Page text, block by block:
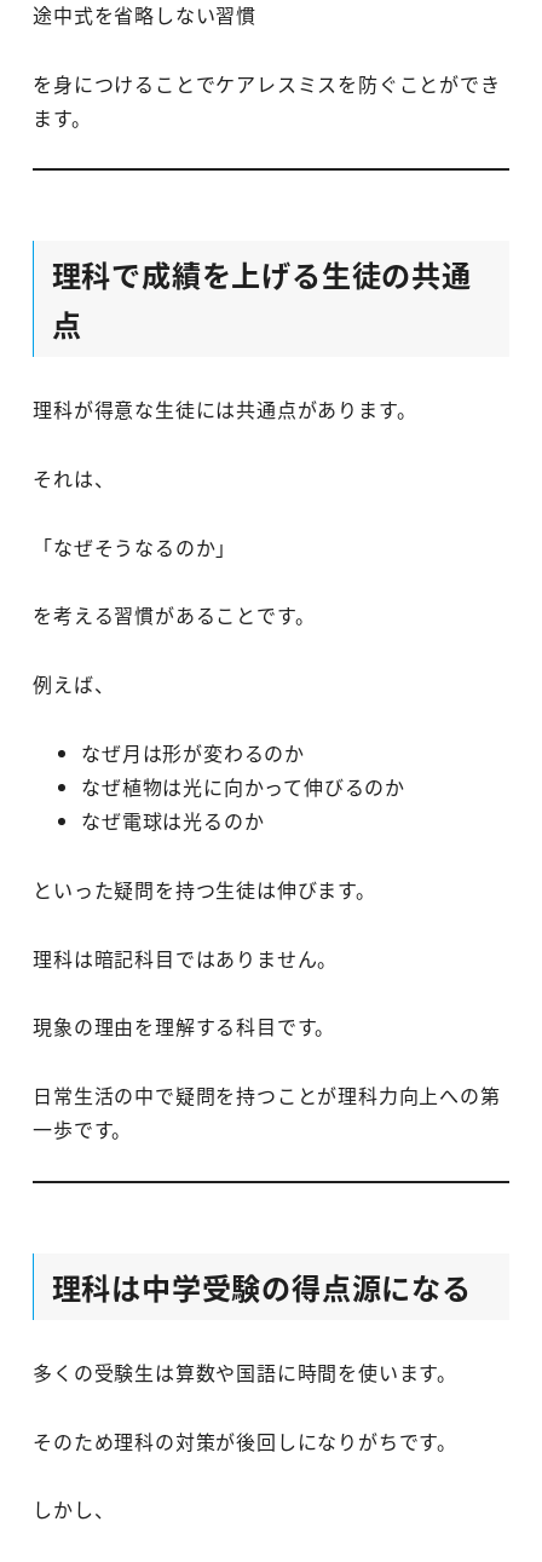
途中式を省略しない習慣
を身につけることでケアレスミスを防ぐことができ
ます。
理科で成績を上げる生徒の共通
点
理科が得意な生徒には共通点があります。
それは、
「なぜそうなるのか」
を考える習慣があることです。
例えば、
なぜ月は形が変わるのか
なぜ植物は光に向かって伸びるのか
なぜ電球は光るのか
といった疑問を持つ生徒は伸びます。
理科は暗記科目ではありません。
現象の理由を理解する科目です。
日常生活の中で疑問を持つことが理科力向上への第
一歩です。
理科は中学受験の得点源になる
多くの受験生は算数や国語に時間を使います。
そのため理科の対策が後回しになりがちです。
しかし、